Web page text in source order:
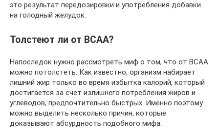
это результат передозировки и употребления добавки
на голодный желудок.
Толстеют ли от BCAA?
Напоследок нужно рассмотреть миф о том, что от BCAA
можно потолстеть. Как известно, организм набирает
лишний жир только во время избытка калорий, который
достигается за счет излишнего потребления жиров и
углеводов, предпочтительно быстрых. Именно поэтому
можно выделить несколько причин, которые
доказывают абсурдность подобного мифа: